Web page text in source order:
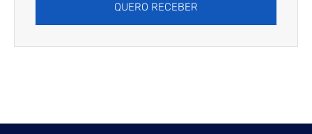
QUERO RECEBER